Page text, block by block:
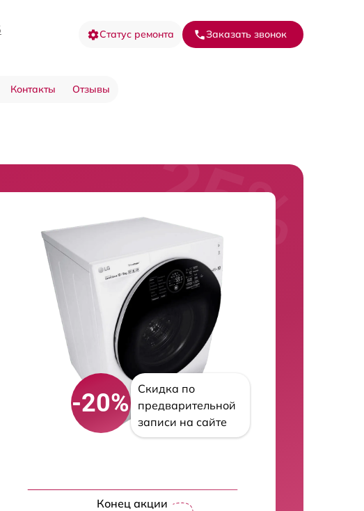
Статус ремонта Заказать звонок
Контакты Отзывы
-20%
Скидка по
предварительной
записи на сайте
Конец акции